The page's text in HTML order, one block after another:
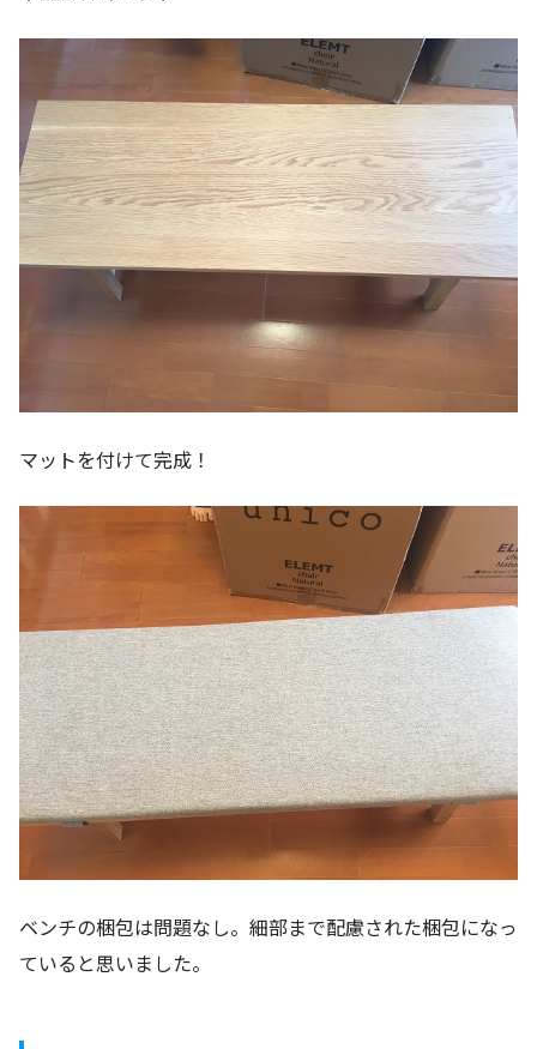
マットを付けて完成！
ベンチの梱包は問題なし。細部まで配慮された梱包になっ
ていると思いました。